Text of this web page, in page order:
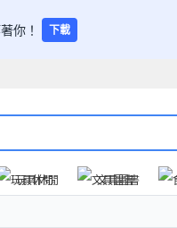
你！ 下載
玩具休閒 文具圖書